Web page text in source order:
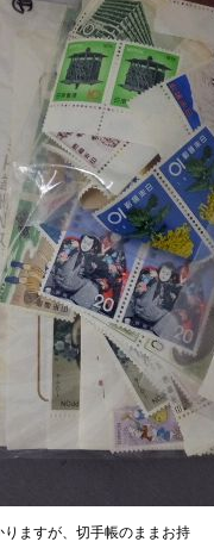
ますが、切手帳のままお持